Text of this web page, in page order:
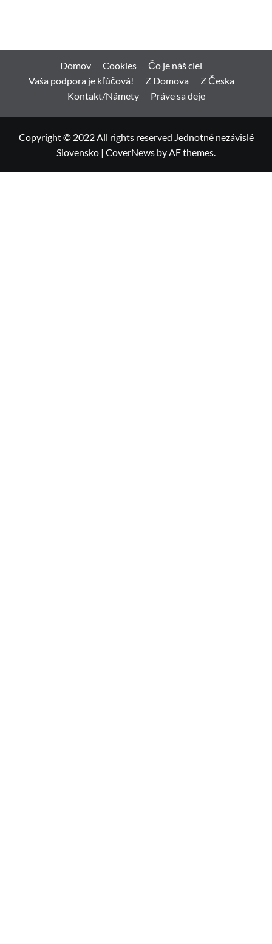
Domov Cookies
Čo je náš ciel
Vaša podpora je kľúčová!
Z Domova
Z Česka
Kontakt/Námety
Práve sa deje
Copyright © 2022 All rights reserved Jednotné nezávislé
Slovensko | CoverNews by AF themes.